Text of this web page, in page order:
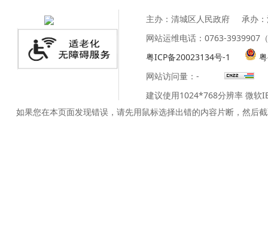
主办：清城区人民政府
承办
网站运维电话：0763-3939907
粤ICP备20023134号-1
网站访问量： -
建议使用1024*768分辨率 微软
如果您在本页面发现错误，请先用鼠标选择出错的内容片断，然后